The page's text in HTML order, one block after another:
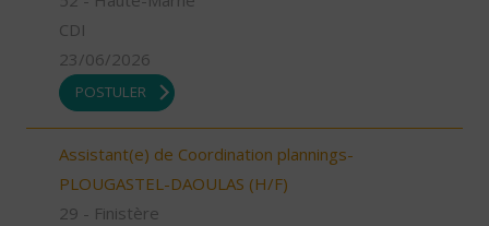
CDI
23/06/2026
POSTULER
Assistant(e) de Coordination plannings-
PLOUGASTEL-DAOULAS (H/F)
29 - Finistère